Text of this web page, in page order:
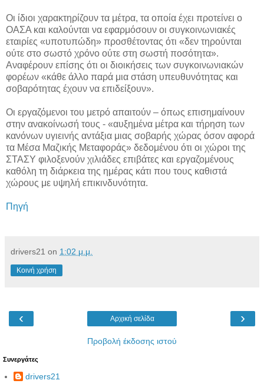
Οι ίδιοι χαρακτηρίζουν τα μέτρα, τα οποία έχει προτείνει ο
ΟΑΣΑ και καλούνται να εφαρμόσουν οι συγκοινωνιακές
εταιρίες «υποτυπώδη» προσθέτοντας ότι «δεν τηρούνται
ούτε στο σωστό χρόνο ούτε στη σωστή ποσότητα».
Αναφέρουν επίσης ότι οι διοικήσεις των συγκοινωνιακών
φορέων «κάθε άλλο παρά μια στάση υπευθυνότητας και
σοβαρότητας έχουν να επιδείξουν».
Οι εργαζόμενοι του μετρό απαιτούν – όπως επισημαίνουν
στην ανακοίνωσή τους - «αυξημένα μέτρα και τήρηση των
κανόνων υγιεινής αντάξια μιας σοβαρής χώρας όσον αφορά
τα Μέσα Μαζικής Μεταφοράς» δεδομένου ότι οι χώροι της
ΣΤΑΣΥ φιλοξενούν χιλιάδες επιβάτες και εργαζομένους
καθόλη τη διάρκεια της ημέρας κάτι που τους καθιστά
χώρους με υψηλή επικινδυνότητα.
Πηγή
drivers21 on 1:02 μ.μ.
Κοινή χρήση
‹ ›
Αρχική σελίδα
Προβολή έκδοσης ιστού
Συνεργάτες
drivers21